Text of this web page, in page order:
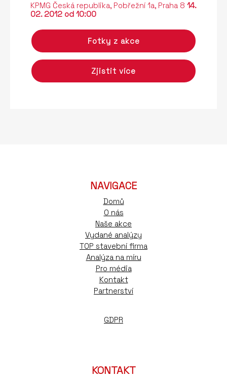
KPMG Česká republika, Pobřežní 1a, Praha 8 14.
02. 2012 od 10:00
Fotky z akce
Zjistit více
NAVIGACE
Domů
O nás
Naše akce
Vydané analýzy
TOP stavební firma
Analýza na míru
Pro média
Kontakt
Partnerství
GDPR
KONTAKT